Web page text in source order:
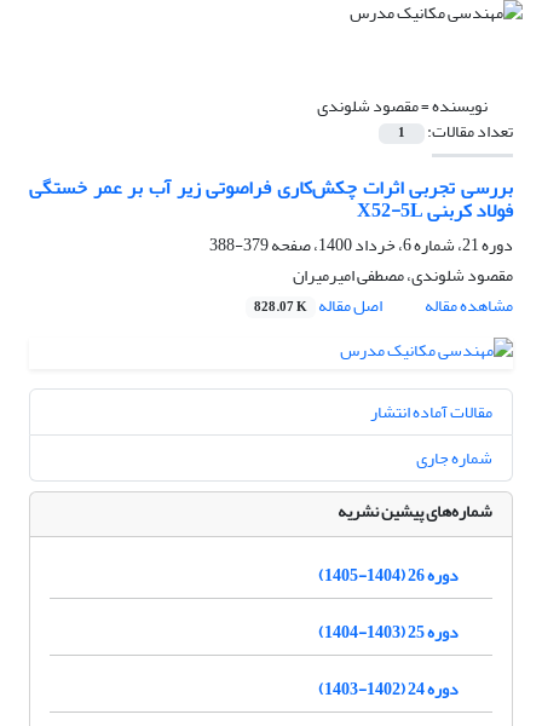
نویسنده =مقصود شلوندی
تعداد مقالات: 1
بررسی تجربی اثرات چکش‌کاری فراصوتی زیر آب بر عمر خستگی
فولاد کربنی X52-5L
دوره 21، شماره 6، خرداد 1400، صفحه
379-388
مقصود شلوندی، مصطفی امیرمیران
مشاهده مقاله
اصل مقاله 828.07 K
مقالات آماده انتشار
شماره جاری
شماره‌های پیشین نشریه
دوره 26 (1404-1405)
دوره 25 (1403-1404)
دوره 24 (1402-1403)